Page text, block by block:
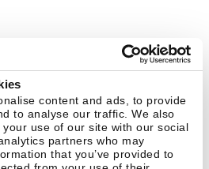
content and ads, to provide
to analyse our traffic. We also
use of our site with our social
partners who may
that you’ve provided to
Politique de confidentialité
de licence grand public
Cookies
Blog Communiqués de presse